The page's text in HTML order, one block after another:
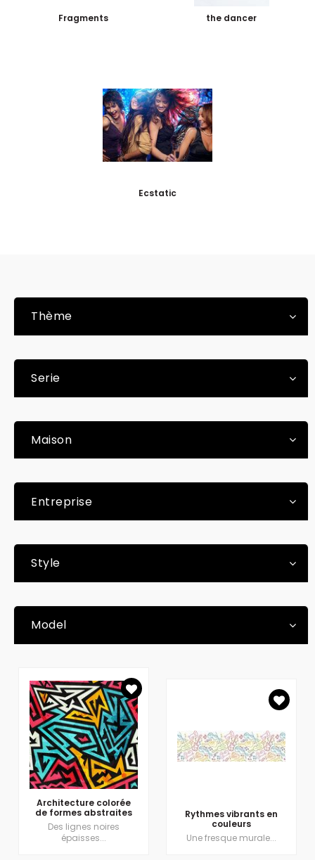
Fragments the dancer
Ecstatic
Thème
Serie
Maison
Entreprise
Style
Model
Architecture colorée
de formes abstraites
Des lignes noires
épaisses...
Rythmes vibrants en
couleurs
Une fresque murale...